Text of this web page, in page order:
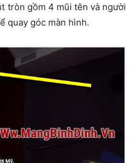
tròn gồm 4 mũi tên và người
quay góc màn hình.